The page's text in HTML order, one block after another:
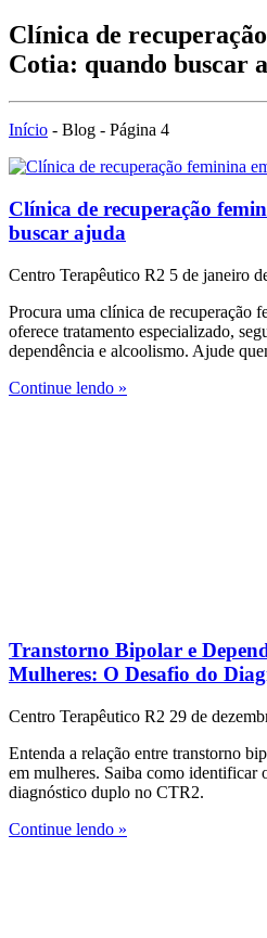
Clínica de
Cotia: quando buscar
Início - Blog - Página 4
Clínica de recuperação
buscar ajuda
Centro Terapêutico R2 5 de janeiro
Procura uma clínica de recuperação
oferece tratamento especializado,
dependência e alcoolismo. Ajude
Continue lendo »
Transtorno Bipolar e
Mulheres: O Desafio do
Centro Terapêutico R2 29 de
Entenda a relação entre transtorno
em mulheres. Saiba como identificar
diagnóstico duplo no CTR2.
Continue lendo »